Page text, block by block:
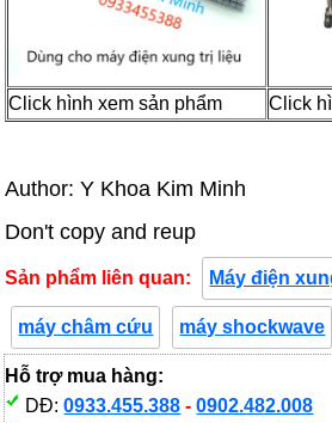
Click hình xem sản phẩm Click
Author: Y Khoa Kim Minh
Don't copy and reup
Sản phẩm liên quan: Máy điện
máy châm cứu máy shockwave
Hỗ trợ mua hàng:
DĐ:0933.455.388 -0902.482.008